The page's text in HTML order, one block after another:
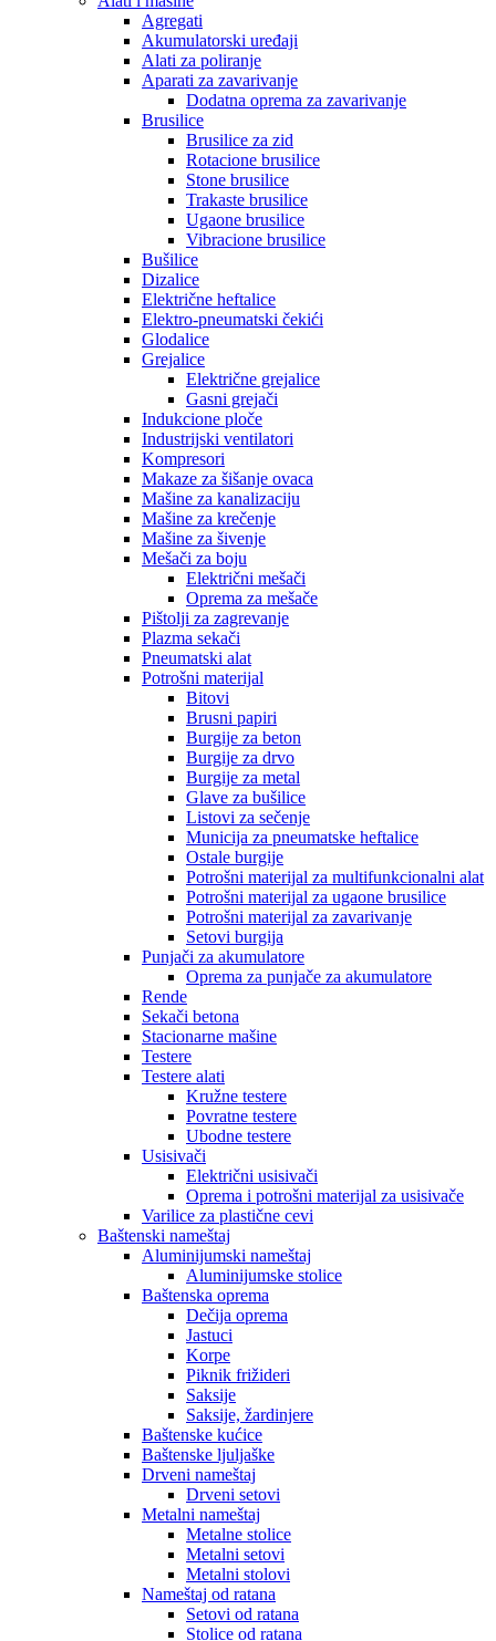
Agregati
Akumulatorski uređaji
Alati za poliranje
Aparati za zavarivanje
Dodatna oprema za zavarivanje
Brusilice
Brusilice za zid
Rotacione brusilice
Stone brusilice
Trakaste brusilice
Ugaone brusilice
Vibracione brusilice
Bušilice
Dizalice
Električne heftalice
Elektro-pneumatski čekići
Glodalice
Grejalice
Električne grejalice
Gasni grejači
Indukcione ploče
Industrijski ventilatori
Kompresori
Makaze za šišanje ovaca
Mašine za kanalizaciju
Mašine za krečenje
Mašine za šivenje
Mešači za boju
Električni mešači
Oprema za mešače
Pištolji za zagrevanje
Plazma sekači
Pneumatski alat
Potrošni materijal
Bitovi
Brusni papiri
Burgije za beton
Burgije za drvo
Burgije za metal
Glave za bušilice
Listovi za sečenje
Municija za pneumatske heftalice
Ostale burgije
Potrošni materijal za multifunkcionalni alat
Potrošni materijal za ugaone brusilice
Potrošni materijal za zavarivanje
Setovi burgija
Punjači za akumulatore
Oprema za punjače za akumulatore
Rende
Sekači betona
Stacionarne mašine
Testere
Testere alati
Kružne testere
Povratne testere
Ubodne testere
Usisivači
Električni usisivači
Oprema i potrošni materijal za usisivače
Varilice za plastične cevi
Baštenski nameštaj
Aluminijumski nameštaj
Aluminijumske stolice
Baštenska oprema
Dečija oprema
Jastuci
Korpe
Piknik frižideri
Saksije
Saksije, žardinjere
Baštenske kućice
Baštenske ljuljaške
Drveni nameštaj
Drveni setovi
Metalni nameštaj
Metalne stolice
Metalni setovi
Metalni stolovi
Nameštaj od ratana
Setovi od ratana
Stolice od ratana